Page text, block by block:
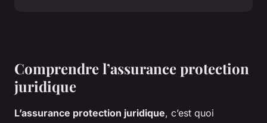
Comprendre l’assurance protection
juridique
L’assurance protection juridique, c’est quoi